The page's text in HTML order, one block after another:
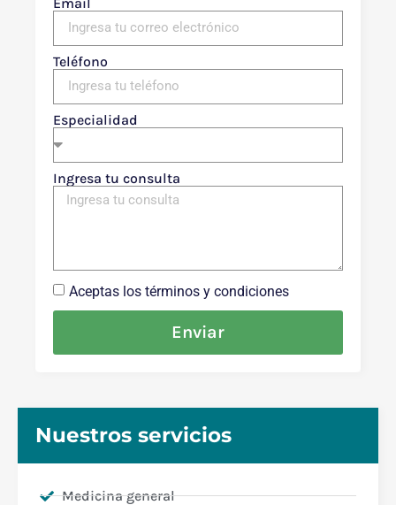
Teléfono
Especialidad
Ingresa tu consulta
Aceptas los términos y condiciones
Enviar
Nuestros servicios
Medicina general